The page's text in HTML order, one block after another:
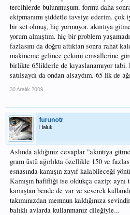
tercihlerde bulunmuşum. formu daha
ekipmanımı şiddetle tavsiye ederim. çok
bir set olmuş, hiç yormuyor. akıntıya
yorum almıştım. hiç bir problem
fazlasını da doğru attıktan sonra rahat
makineme gelince çekimi emsallerine
birlikte 65liklerle de kıyaslanamıyor
satılsaydı da ondan alsaydım. 65 lik de
30 Aralık 2009
furunotr
Haluk
Aslında aldığınız cevaplar "akıntıya
gram üstü ağırlıkta özellikle 150 ve
esnasında kamışın zayıf kalabileceği
Kamışın hafifliği ise oldukça cazip; aynı
kamıştan bende de var ve severek
takımınızdan memnun kaldığınıza
balıklı avlarda kullanmanız dileğiyle...